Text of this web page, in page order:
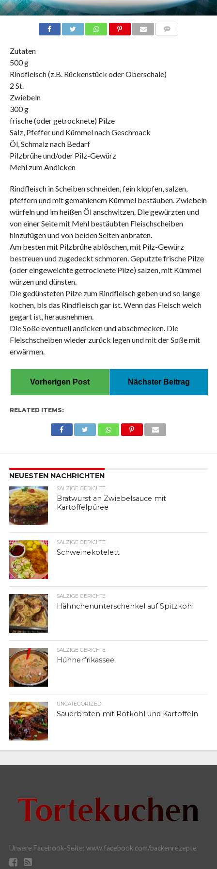
Zutaten
500 g
Rindfleisch (z.B. Rückenstück oder Oberschale)
2 St.
Zwiebeln
300 g
frische (oder getrocknete) Pilze
Salz, Pfeffer und Kümmel nach Geschmack
Öl, Schmalz nach Bedarf
Pilzbrühe und/oder Pilz-Gewürz
Mehl zum Andicken
Rindfleisch in Scheiben schneiden, fein klopfen, salzen,
pfeffern und mit gemahlenem Kümmel bestäuben. Zwiebeln
würfeln und im heißen Öl anschwitzen. Die gewürzten und
von einer Seite mit Mehl bestäubten Fleischscheiben
hinzufügen und von beiden Seiten anbraten.
Am besten mit Pilzbrühe ablöschen, mit Pilz-Gewürz
bestreuen und zugedeckt schmoren. Geputzte frische Pilze
(oder eingeweichte getrocknete Pilze) salzen, mit Kümmel
würzen und dünsten.
Die gedünsteten Pilze zum Rindfleisch geben und so lange
kochen, bis das Rindfleisch gar ist. Wenn das Fleisch weich
gegart ist, herausnehmen.
Die Soße eventuell andicken und abschmecken. Die
Fleischscheiben wieder zurück legen und mit der Soße mit
erwärmen.
Vorherigen Post Nächster Beitrag
RELATED ITEMS:
NEUESTEN NACHRICHTEN
SALZIGE GERICHTE
Bratwurst an Zwiebelsauce mit
Kartoffelpüree
SALZIGE GERICHTE
Schweinekotelett
SALZIGE GERICHTE
Hähnchenunterschenkel auf Spitzkohl
SALZIGE GERICHTE
Hühnerfrikassee
UNCATEGORIZED
Sauerbraten mit Rotkohl und Kartoffeln
Unsere Facebook-Seite: www.facebook.com/backenrezepte